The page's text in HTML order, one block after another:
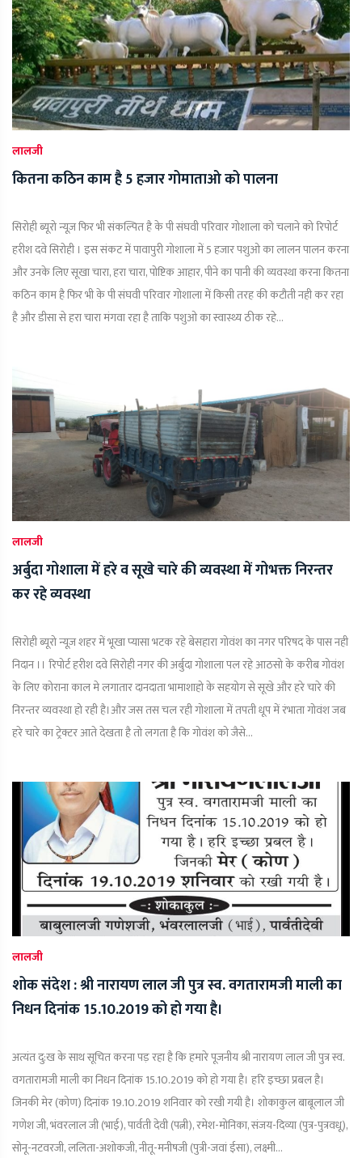
लालजी
कितना कठिन काम है 5 हजार गोमाताओ को पालना
सिरोही ब्यूरो न्यूज़ फिर भी संकल्पित है के पी संघवी परिवार गोशाला को चलाने को रिपोर्ट
हरीश दवे सिरोही । इस संकट में पावापुरी गोशाला में 5 हजार पशुओ का लालन पालन करना
और उनके लिए सूखा चारा, हरा चारा, पोष्टिक आहार, पीने का पानी की व्यवस्था करना कितना
कठिन काम है फिर भी के पी संघवी परिवार गोशाला में किसी तरह की कटौती नही कर रहा
है और डीसा से हरा चारा मंगवा रहा है ताकि पशुओ का स्वास्थ्य ठीक रहे...
लालजी
अर्बुदा गोशाला में हरे व सूखे चारे की व्यवस्था में गोभक्त निरन्तर
कर रहे व्यवस्था
सिरोही ब्यूरो न्यूज़ शहर में भूखा प्यासा भटक रहे बेसहारा गोवंश का नगर परिषद के पास नही
निदान ।। रिपोर्ट हरीश दवे सिरोही नगर की अर्बुदा गोशाला पल रहे आठसो के करीब गोवंश
के लिए कोराना काल मे लगातार दानदाता भामाशाहो के सहयोग से सूखे और हरे चारे की
निरन्तर व्यवस्था हो रही है।और जस तस चल रही गोशाला में तपती धूप में रंभाता गोवंश जब
हरे चारे का ट्रेक्टर आते देखता है तो लगता है कि गोवंश को जैसे...
लालजी
शोक संदेश : श्री नारायण लाल जी पुत्र स्व. वगतारामजी माली का
निधन दिनांक 15.10.2019 को हो गया है।
अत्यंत दु:ख के साथ सूचित करना पड़ रहा है कि हमारे पूजनीय श्री नारायण लाल जी पुत्र स्व.
वगतारामजी माली का निधन दिनांक 15.10.2019 को हो गया है। हरि इच्छा प्रबल है।
जिनकी मेर (कोण) दिनांक 19.10.2019 शनिवार को रखी गयी है। शोकाकुल बाबूलाल जी
गणेश जी, भंवरलाल जी (भाई), पार्वती देवी (पत्नी), रमेश-मोनिका, संजय-दिव्या (पुत्र-पुत्रवधू),
सोनू-नटवरजी, ललिता-अशोकजी, नीतू-मनीषजी (पुत्री-जवां ईसा), लक्ष्मी...